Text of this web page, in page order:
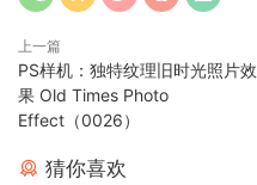
上一篇
PS样机：独特纹理旧时光照片效
果 Old Times Photo
Effect（0026）
猜你喜欢